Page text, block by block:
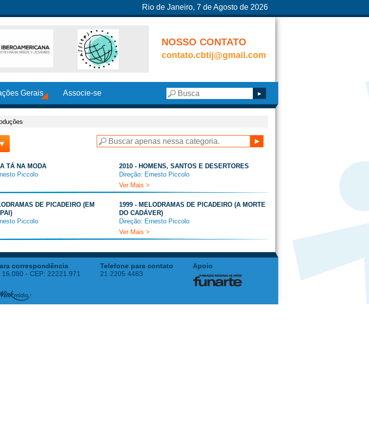
Rio de Janeiro, 7 de Agosto de 2026
NOSSO CONTATO
contato.cbtij@gmail.com
Gerais Associe-se
TÁ NA MODA
Piccolo
2010 - HOMENS, SANTOS E DESERTORES
Direção: Ernesto Piccolo
Ver Mais >
DE PICADEIRO (EM
Piccolo
1999 - MELODRAMAS DE PICADEIRO (A MORTE
DO CADÁVER)
Direção: Ernesto Piccolo
Ver Mais >
correspondência
- CEP: 22221.971
Telefone para contato
21 2205 4483
Apoio